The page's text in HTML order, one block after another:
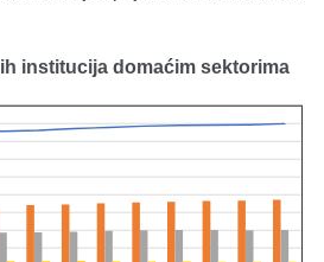
institucija domaćim sektorima